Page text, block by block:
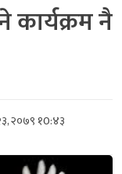
कार्यक्रम नै
२०७९ १0:४३